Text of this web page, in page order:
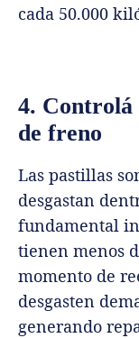
cada 50.000
4. Controlá
de freno
Las pastillas
desgastan
fundamental
tienen menos
momento de
desgasten
generando